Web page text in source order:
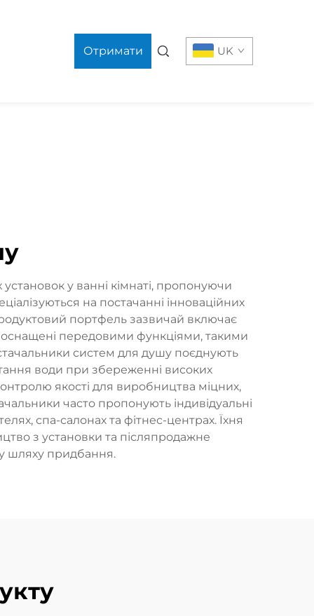
Отримати UK
у ванні кімнаті, пропонуючи
на постачанні інноваційних
портфель зазвичай включає
оснащені передовими функціями, такими
систем для душу поєднують
води при збереженні високих
якості для виробництва міцних,
часто пропонують індивідуальні
спа-салонах та фітнес-центрах. Їхня
з установки та післяпродажне
шляху придбання.